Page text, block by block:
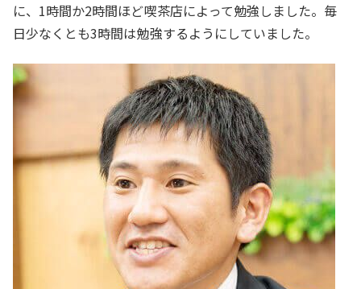
に、1時間か2時間ほど喫茶店によって勉強しました。毎
日少なくとも3時間は勉強するようにしていました。